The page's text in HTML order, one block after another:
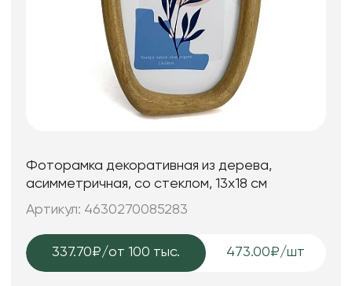
Фоторамка декоративная из дерева,
асимметричная, со стеклом, 13x18 см
Артикул: 4630270085283
337.70₽/от 100 тыс. 473.00₽/шт